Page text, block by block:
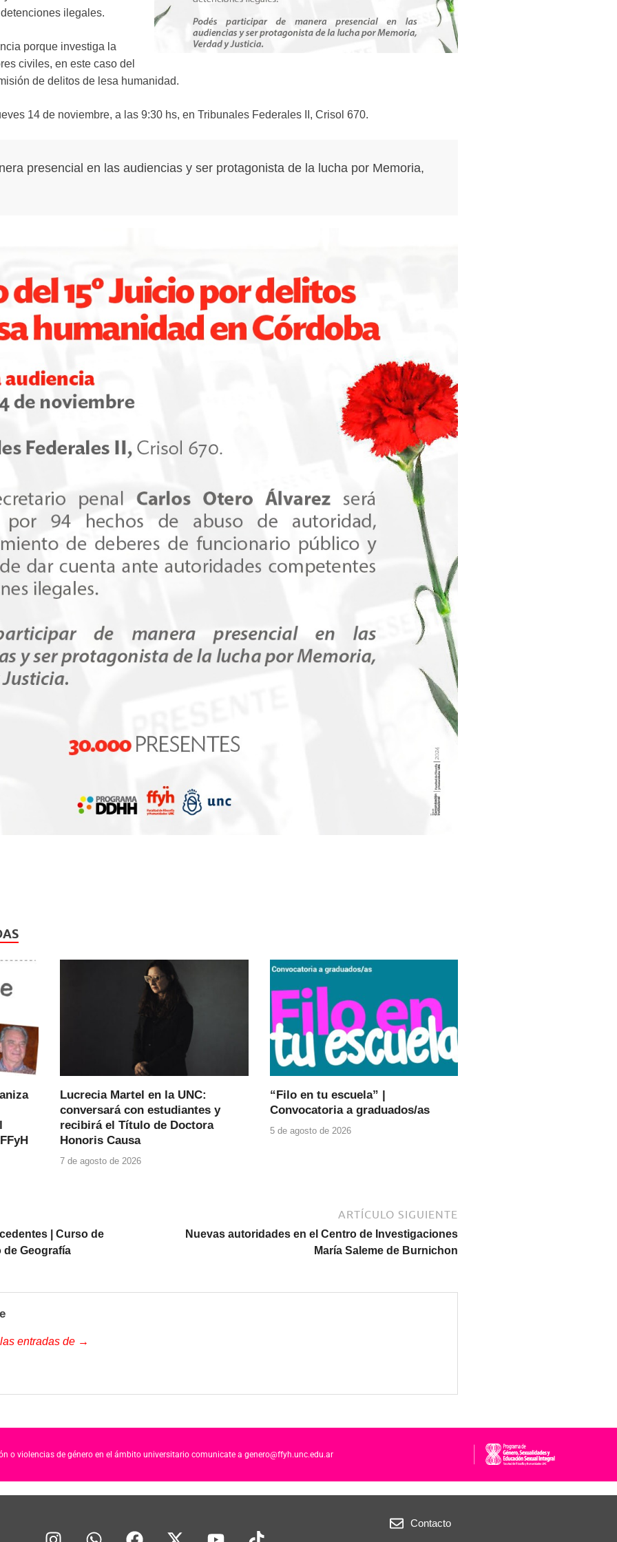
ilegales.
porque investiga la
civiles, en este caso del
de delitos de lesa humanidad.
14 de noviembre, a las 9:30 hs, en Tribunales Federales II, Crisol 670.
presencial en las audiencias y ser protagonista de la lucha por Memoria,
Lucrecia Martel en la UNC:
conversará con estudiantes y
recibirá el Título de Doctora
Honoris Causa
7 de agosto de 2026
“Filo en tu escuela” |
Convocatoria a graduados/as
5 de agosto de 2026
| Curso de
de Geografía
ARTÍCULO SIGUIENTE
Nuevas autoridades en el Centro de Investigaciones
María Saleme de Burnichon
entradas de →
o violencias de género en el ámbito universitario comunicate a genero@ffyh.unc.edu.ar
Contacto